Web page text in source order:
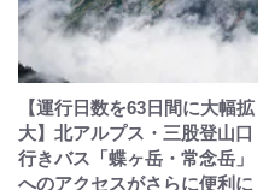
【運行日数を63日間に大幅拡
大】北アルプス・三股登山口
行きバス「蝶ヶ岳・常念岳」
へのアクセスがさらに便利に